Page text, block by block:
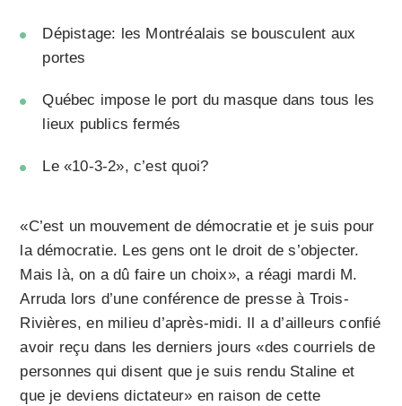
Dépistage: les Montréalais se bousculent aux
portes
Québec impose le port du masque dans tous les
lieux publics fermés
Le «10-3-2», c’est quoi?
«C’est un mouvement de démocratie et je suis pour
la démocratie. Les gens ont le droit de s’objecter.
Mais là, on a dû faire un choix», a réagi mardi M.
Arruda lors d’une conférence de presse à Trois-
Rivières, en milieu d’après-midi. Il a d’ailleurs confié
avoir reçu dans les derniers jours «des courriels de
personnes qui disent que je suis rendu Staline et
que je deviens dictateur» en raison de cette